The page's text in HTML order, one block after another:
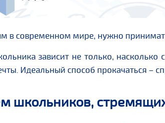
в современном мире, нужно
зависит не только,
Идеальный способ прокачаться –
школьников,